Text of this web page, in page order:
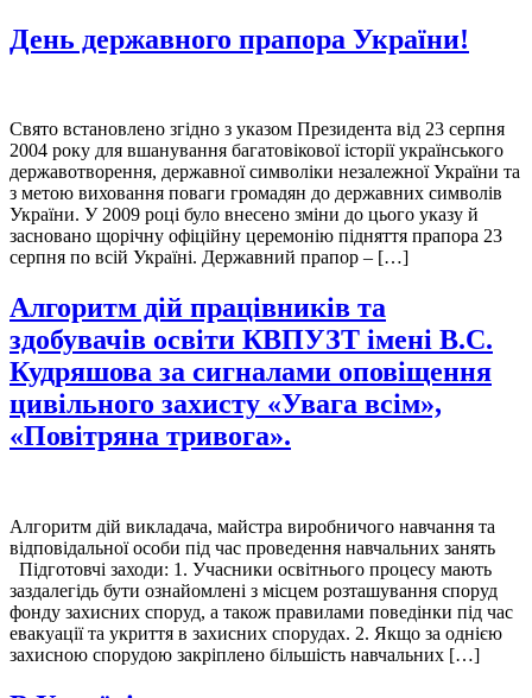
День державного прапора України!
Свято встановлено згідно з указом Президента від 23 серпня
2004 року для вшанування багатовікової історії українського
державотворення, державної символіки незалежної України та
з метою виховання поваги громадян до державних символів
України. У 2009 році було внесено зміни до цього указу й
засновано щорічну офіційну церемонію підняття прапора 23
серпня по всій Україні. Державний прапор – […]
Алгоритм дій працівників та
здобувачів освіти КВПУЗТ імені В.С.
Кудряшова за сигналами оповіщення
цивільного захисту «Увага всім»,
«Повітряна тривога».
Алгоритм дій викладача, майстра виробничого навчання та
відповідальної особи під час проведення навчальних занять
Підготовчі заходи: 1. Учасники освітнього процесу мають
заздалегідь бути ознайомлені з місцем розташування споруд
фонду захисних споруд, а також правилами поведінки під час
евакуації та укриття в захисних спорудах. 2. Якщо за однією
захисною спорудою закріплено більшість навчальних […]